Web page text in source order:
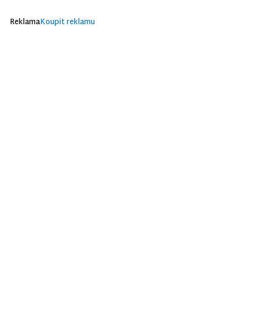
ReklamaKoupit reklamu